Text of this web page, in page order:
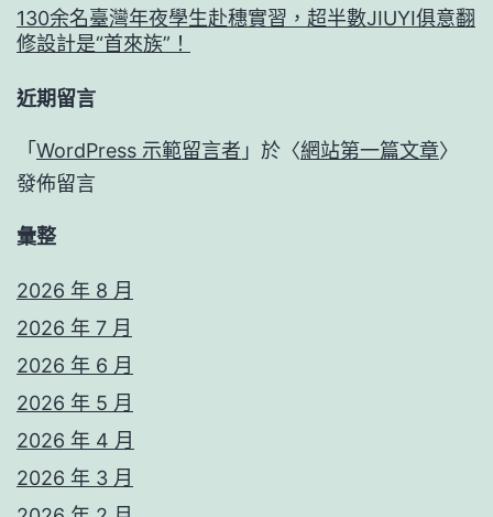
130余名臺灣年夜學生赴穗實習，超半數JIUYI俱意翻
修設計是“首來族”！
近期留言
「 WordPress 示範留言者 」於〈網站第一篇文章〉
發佈留言
彙整
2026 年 8 月
2026 年 7 月
2026 年 6 月
2026 年 5 月
2026 年 4 月
2026 年 3 月